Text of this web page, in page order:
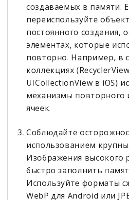
создаваемых в памяти.
переиспользуйте
постоянного создания,
элементах, которые
повторно. Например, в
коллекциях
UICollectionView в iOS)
механизмы повторного
ячеек.
Соблюдайте
использованием
Изображения высокого
быстро заполнить
Используйте форматы
WebP для Android или